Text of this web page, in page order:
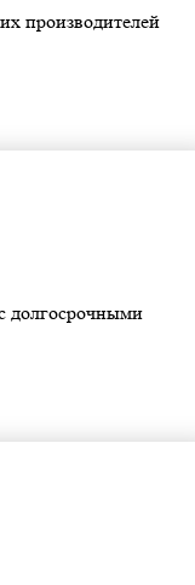
производителей
долгосрочными